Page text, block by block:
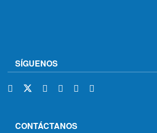
SÍGUENOS
CONTÁCTANOS